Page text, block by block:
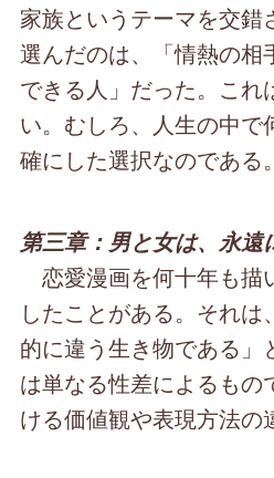
家族というテーマを交錯
選んだのは、「情熱の相
できる人」だった。これ
い。むしろ、人生の中で
確にした選択なのである。
第三章：男と女は、永遠
恋愛漫画を何十年も描
したことがある。それ
的に違う生き物である」
は単なる性差によるもの
ける価値観や表現方法の